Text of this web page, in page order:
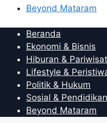
Beyond Mataram
Beranda
Ekonomi & Bisnis
Hiburan &
Lifestyle &
Politik & Hukum
Sosial & Pendidikan
Beyond Mataram